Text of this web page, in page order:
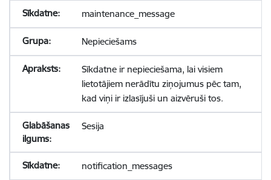
maintenance_message
Nepieciešams
Sīkdatne ir nepieciešama, lai visiem
lietotājiem nerādītu ziņojumus pēc tam,
kad viņi ir izlasījuši un aizvēruši tos.
Sesija
notification_messages